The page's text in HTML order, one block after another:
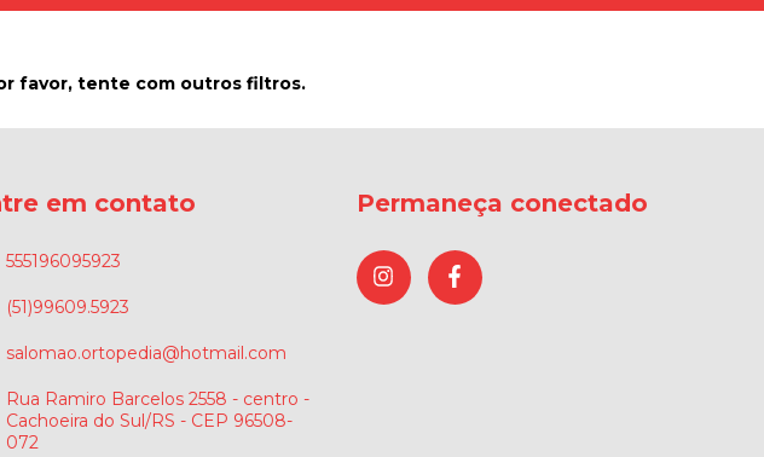
favor, tente com outros filtros.
em contato
555196095923
(51)99609.5923
salomao.ortopedia@hotmail.com
Rua Ramiro Barcelos 2558 - centro -
Cachoeira do Sul/RS - CEP 96508-
072
Permaneça conectado